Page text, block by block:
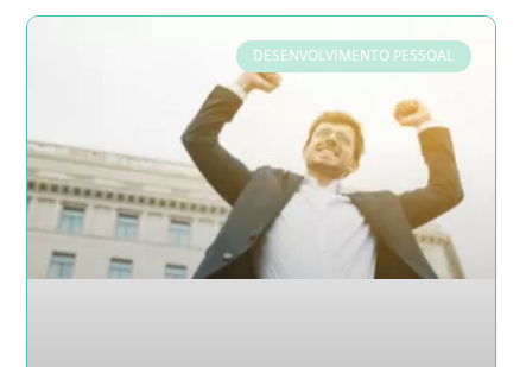
DESENVOLVIMENTO PESSOAL